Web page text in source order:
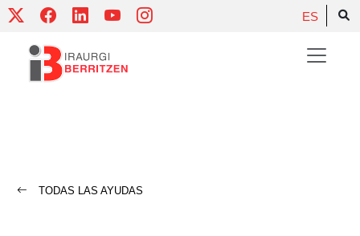
Skip
content
ES
TODAS LAS AYUDAS